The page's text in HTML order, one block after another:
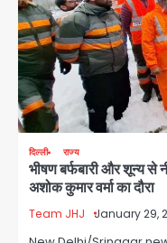
दिल्ली राज्य
भीषण बर्फबारी और शून्य से
अशोक कुमार वर्मा का दौरा
Team JHJ January 29,
3
4